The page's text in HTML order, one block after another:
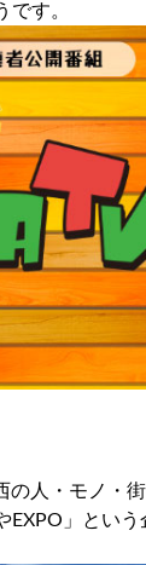
す。
の人・モノ・
EXPO」という